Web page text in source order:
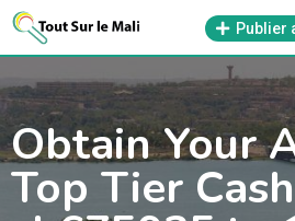
Aller
Publier
Obtain Your
Top Tier Cash